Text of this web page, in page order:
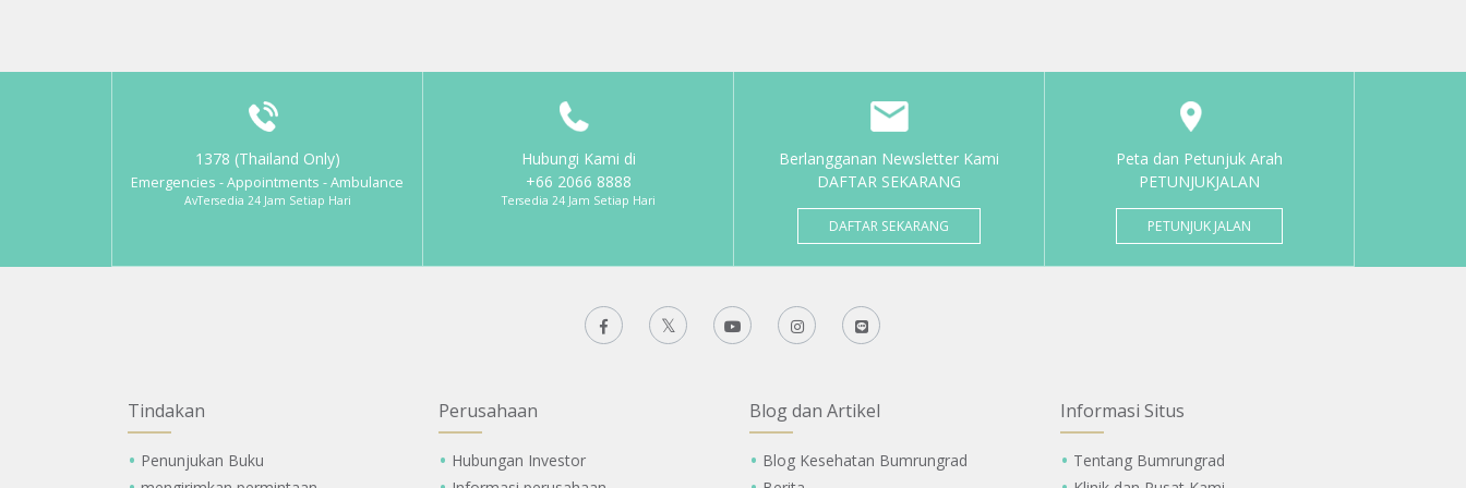
1378 (Thailand Only)
Emergencies - Appointments - Ambulance
AvTersedia 24 Jam Setiap Hari
Hubungi Kami di
+66 2066 8888
Tersedia 24 Jam Setiap Hari
Berlangganan Newsletter Kami
DAFTAR SEKARANG
DAFTAR SEKARANG
Peta dan Petunjuk Arah
PETUNJUKJALAN
PETUNJUK JALAN
Tindakan
Penunjukan Buku
Perusahaan
Hubungan Investor
Blog dan Artikel
Blog Kesehatan Bumrungrad
Informasi Situs
Tentang Bumrungrad